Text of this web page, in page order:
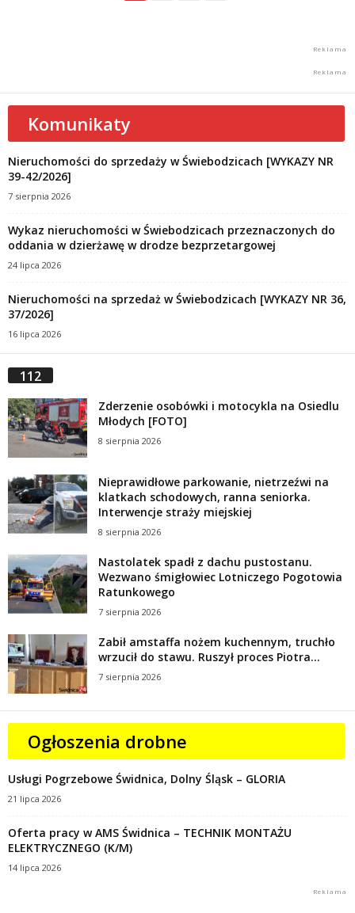
Komunikaty
Nieruchomości do sprzedaży w Świebodzicach [WYKAZY NR
39-42/2026]
7 sierpnia 2026
Wykaz nieruchomości w Świebodzicach przeznaczonych do
oddania w dzierżawę w drodze bezprzetargowej
24 lipca 2026
Nieruchomości na sprzedaż w Świebodzicach [WYKAZY NR 36,
37/2026]
16 lipca 2026
112
Zderzenie osobówki i motocykla na Osiedlu
Młodych [FOTO]
8 sierpnia 2026
Nieprawidłowe parkowanie, nietrzeźwi na
klatkach schodowych, ranna seniorka.
Interwencje straży miejskiej
8 sierpnia 2026
Nastolatek spadł z dachu pustostanu.
Wezwano śmigłowiec Lotniczego Pogotowia
Ratunkowego
7 sierpnia 2026
Zabił amstaffa nożem kuchennym, truchło
wrzucił do stawu. Ruszył proces Piotra...
7 sierpnia 2026
Ogłoszenia drobne
Usługi Pogrzebowe Świdnica, Dolny Śląsk – GLORIA
21 lipca 2026
Oferta pracy w AMS Świdnica – TECHNIK MONTAŻU
ELEKTRYCZNEGO (K/M)
14 lipca 2026